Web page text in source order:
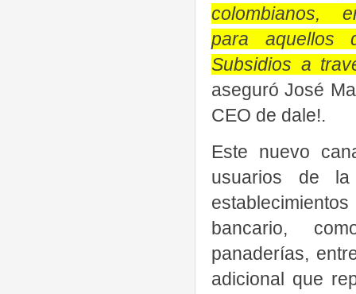
colombianos,
para aquellos
Subsidios a
aseguró José
CEO de dale!.
Este nuevo
usuarios de
bancario,
panaderías,
adicional que